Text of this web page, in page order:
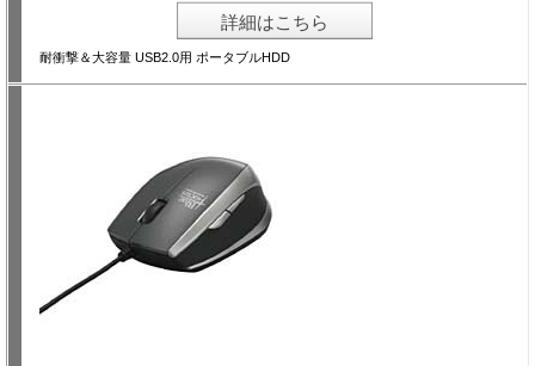
詳細はこちら
耐衝撃＆大容量 USB2.0用 ポータブルHDD